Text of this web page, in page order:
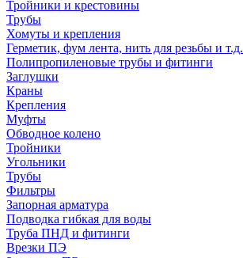
Тройники и крестовины
Трубы
Хомуты и крепления
Герметик, фум лента, нить для резьбы и т.д.
Полипропиленовые трубы и фитинги
Заглушки
Краны
Крепления
Муфты
Обводное колено
Тройники
Угольники
Трубы
Фильтры
Запорная арматура
Подводка гибкая для воды
Труба ПНД и фитинги
Врезки ПЭ